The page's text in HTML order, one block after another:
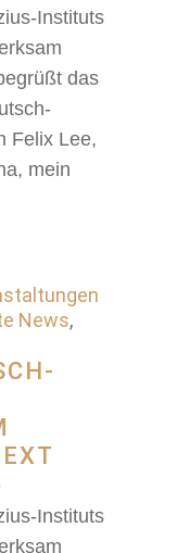
Instituts
das
Felix Lee,
mein
News,
Instituts